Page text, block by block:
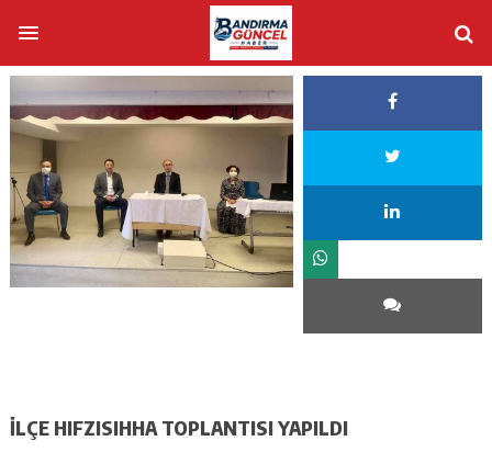
İLÇE HIFZISIHHA TOPLANTISI YAPILDI